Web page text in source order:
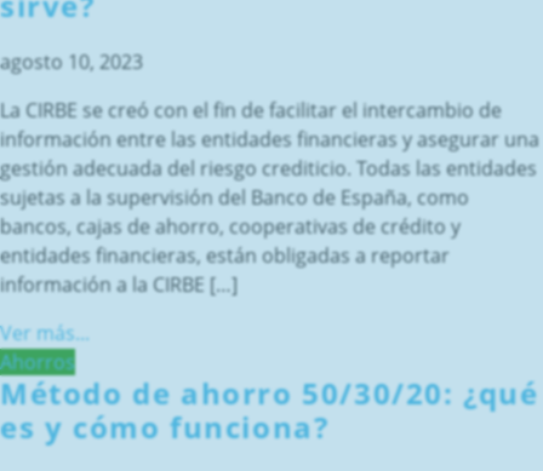
agosto 10, 2023
La CIRBE se creó con el fin de facilitar el intercambio de
información entre las entidades financieras y asegurar una
gestión adecuada del riesgo crediticio. Todas las entidades
sujetas a la supervisión del Banco de España, como
bancos, cajas de ahorro, cooperativas de crédito y
entidades financieras, están obligadas a reportar
información a la CIRBE […]
Ver más...
Ahorros
Método de ahorro 50/30/20: ¿qué
es y cómo funciona?